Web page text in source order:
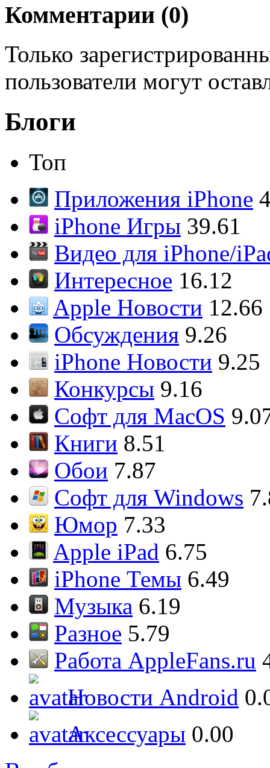
Комментарии (0)
Только
пользователи могут
Блоги
Топ
Приложения iPhone
iPhone Игры 39.61
Видео для iPhone/
Интересное 16.12
Apple Новости 12.66
Обсуждения 9.26
iPhone Новости 9.25
Конкурсы 9.16
Софт для MacOS
Книги 8.51
Обои 7.87
Софт для Windows
Юмор 7.33
Apple iPad 6.75
iPhone Темы 6.49
Музыка 6.19
Разное 5.79
Работа AppleFans.ru
Новости Android
Аксессуары 0.00